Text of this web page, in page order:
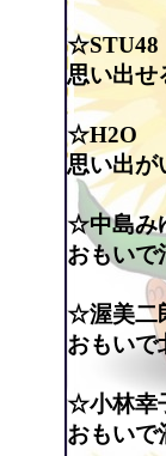
☆STU48
思い出せ
☆H2O
思い出が
☆中島み
おもいで
☆渥美二
おもいで
☆小林幸
おもいで